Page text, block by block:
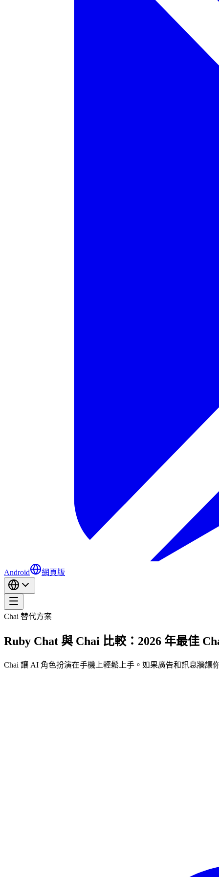
Android 網頁版
Chai 替代方案
Ruby Chat 與 Chai 比較：2026 年最佳
Chai 讓 AI 角色扮演在手機上輕鬆上手。如果廣告和訊息牆讓